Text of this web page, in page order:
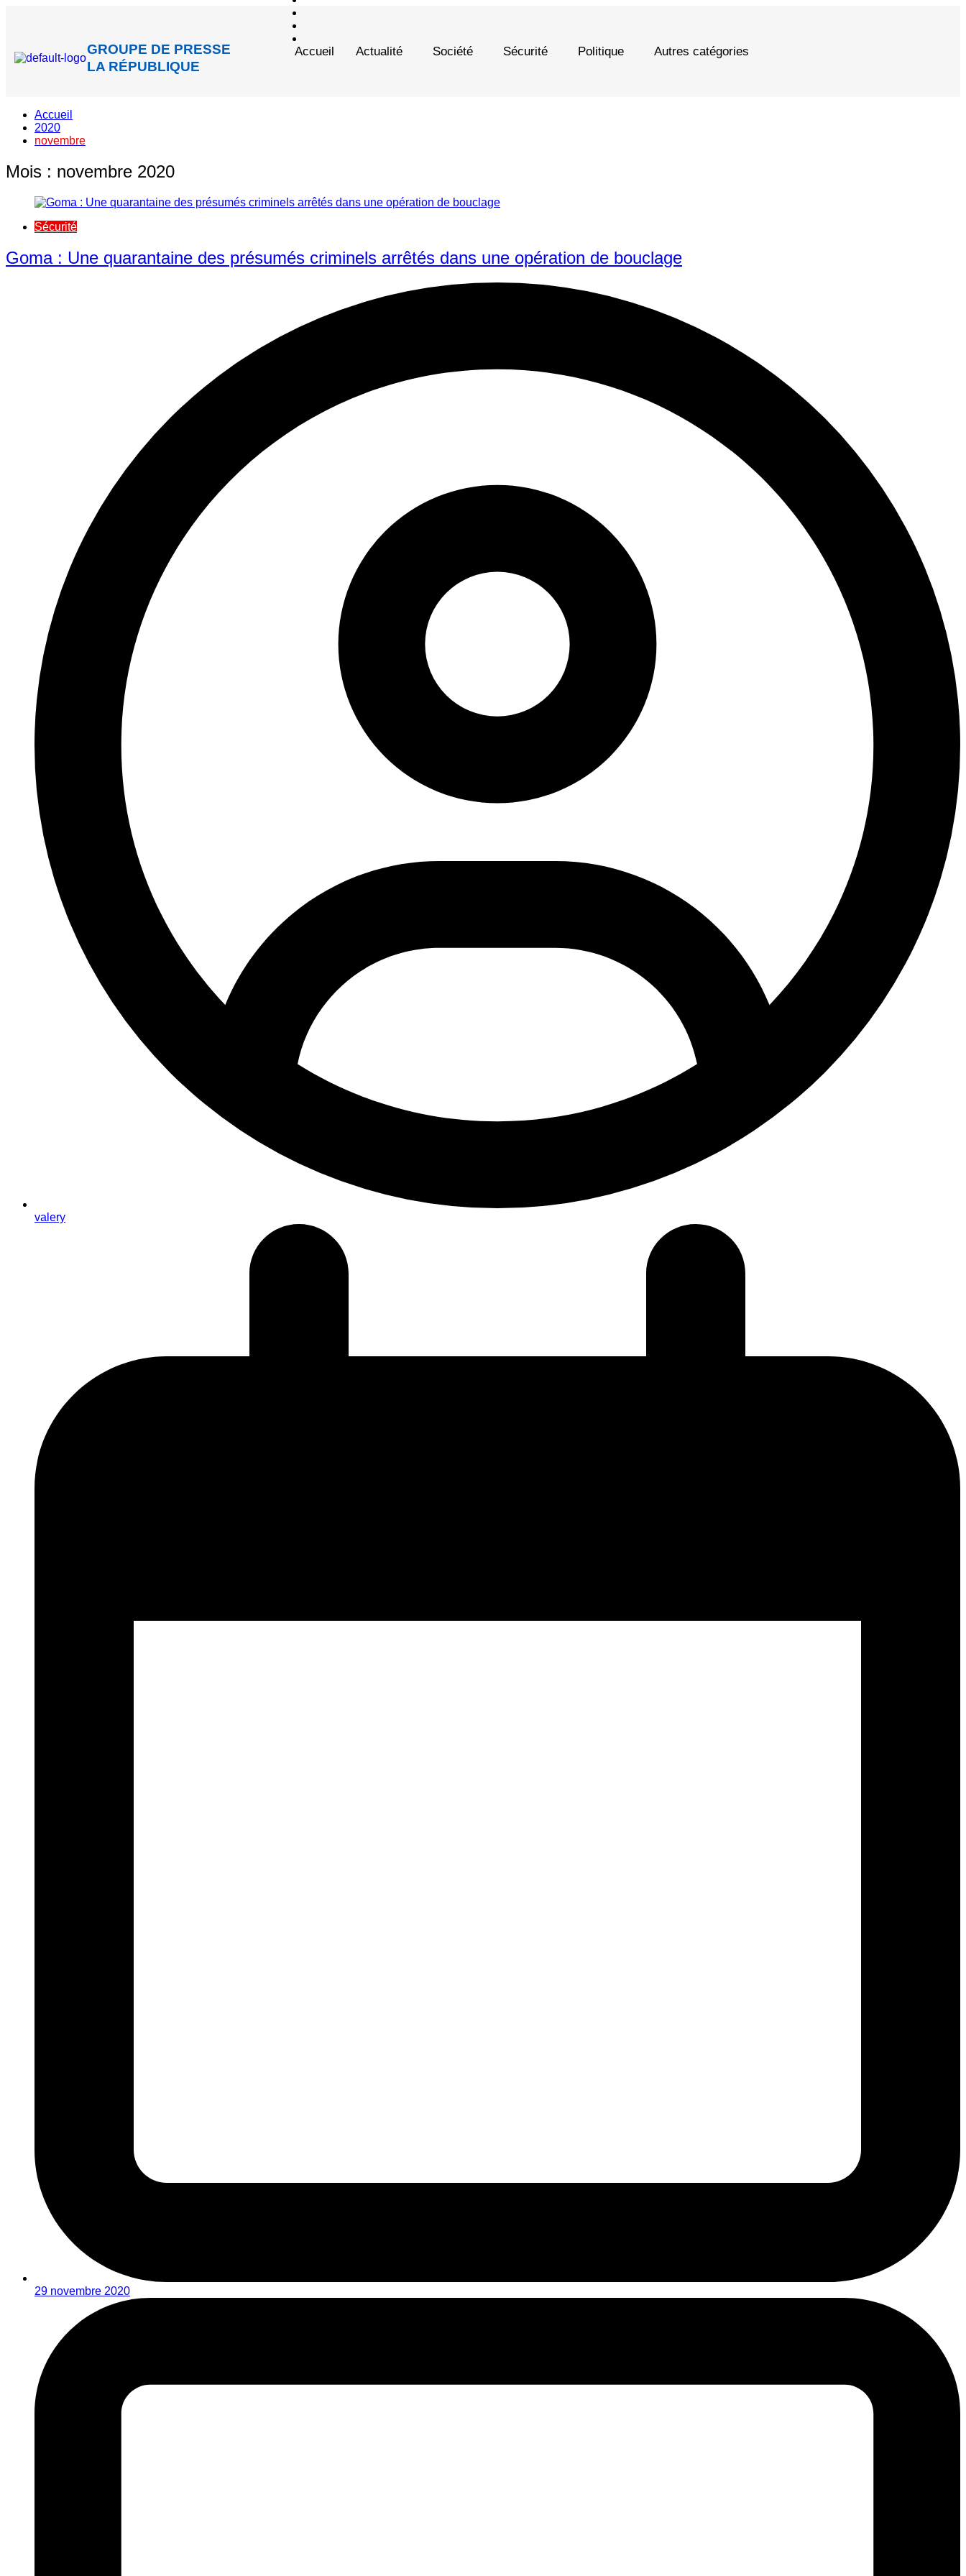
GROUPE DE PRESSE
LA RÉPUBLIQUE
Accueil Actualité Société Sécurité Politique Autres catégories
Accueil
2020
novembre
Mois : novembre 2020
Sécurité
Goma : Une quarantaine des présumés criminels arrêtés dans une opération de bouclage
valery
29 novembre 2020